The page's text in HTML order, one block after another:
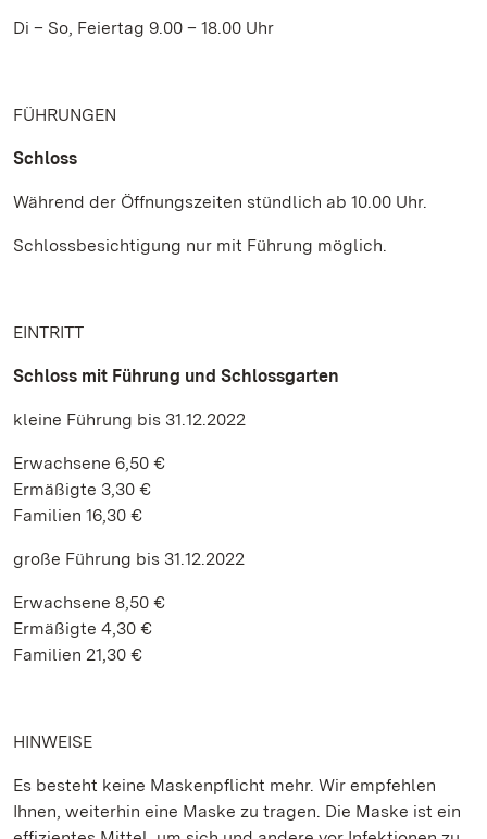
Di – So, Feiertag 9.00 – 18.00 Uhr
FÜHRUNGEN
Schloss
Während der Öffnungszeiten stündlich ab 10.00 Uhr.
Schlossbesichtigung nur mit Führung möglich.
EINTRITT
Schloss mit Führung und Schlossgarten
kleine Führung bis 31.12.2022
Erwachsene 6,50 €
Ermäßigte 3,30 €
Familien 16,30 €
große Führung bis 31.12.2022
Erwachsene 8,50 €
Ermäßigte 4,30 €
Familien 21,30 €
HINWEISE
Es besteht keine Maskenpflicht mehr. Wir empfehlen
Ihnen, weiterhin eine Maske zu tragen. Die Maske ist ein